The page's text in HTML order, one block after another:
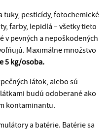
tuky, pesticídy, fotochemické
farby, lepidlá – všetky tieto
v pevných a nepoškodených
Maximálne množstvo
5 kg/osoba.
látok, alebo sú
budú odoberané ako
kontaminantu.
a batérie. Batérie sa